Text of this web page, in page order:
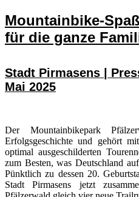
Mountainbike-
für die ganze
Stadt Pirmasens |
Mai 2025
Der Mountainbikepark
Erfolgsgeschichte und gehört
optimal ausgeschilderten
zum Besten, was Deutschland
Pünktlich zu dessen 20.
Stadt Pirmasens jetzt